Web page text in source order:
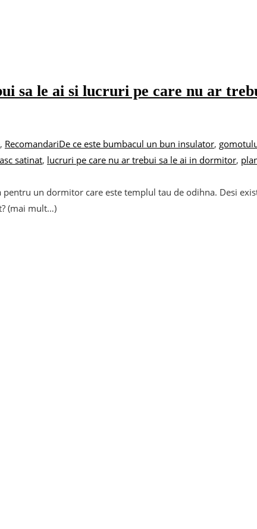
sa le ai si lucruri pe care nu ar
, RecomandariDe ce este bumbacul un bun insulator,
satinat, lucruri pe care nu ar trebui sa le ai in dormitor,
pentru un dormitor care este templul tau de odihna. Desi
(mai mult…)